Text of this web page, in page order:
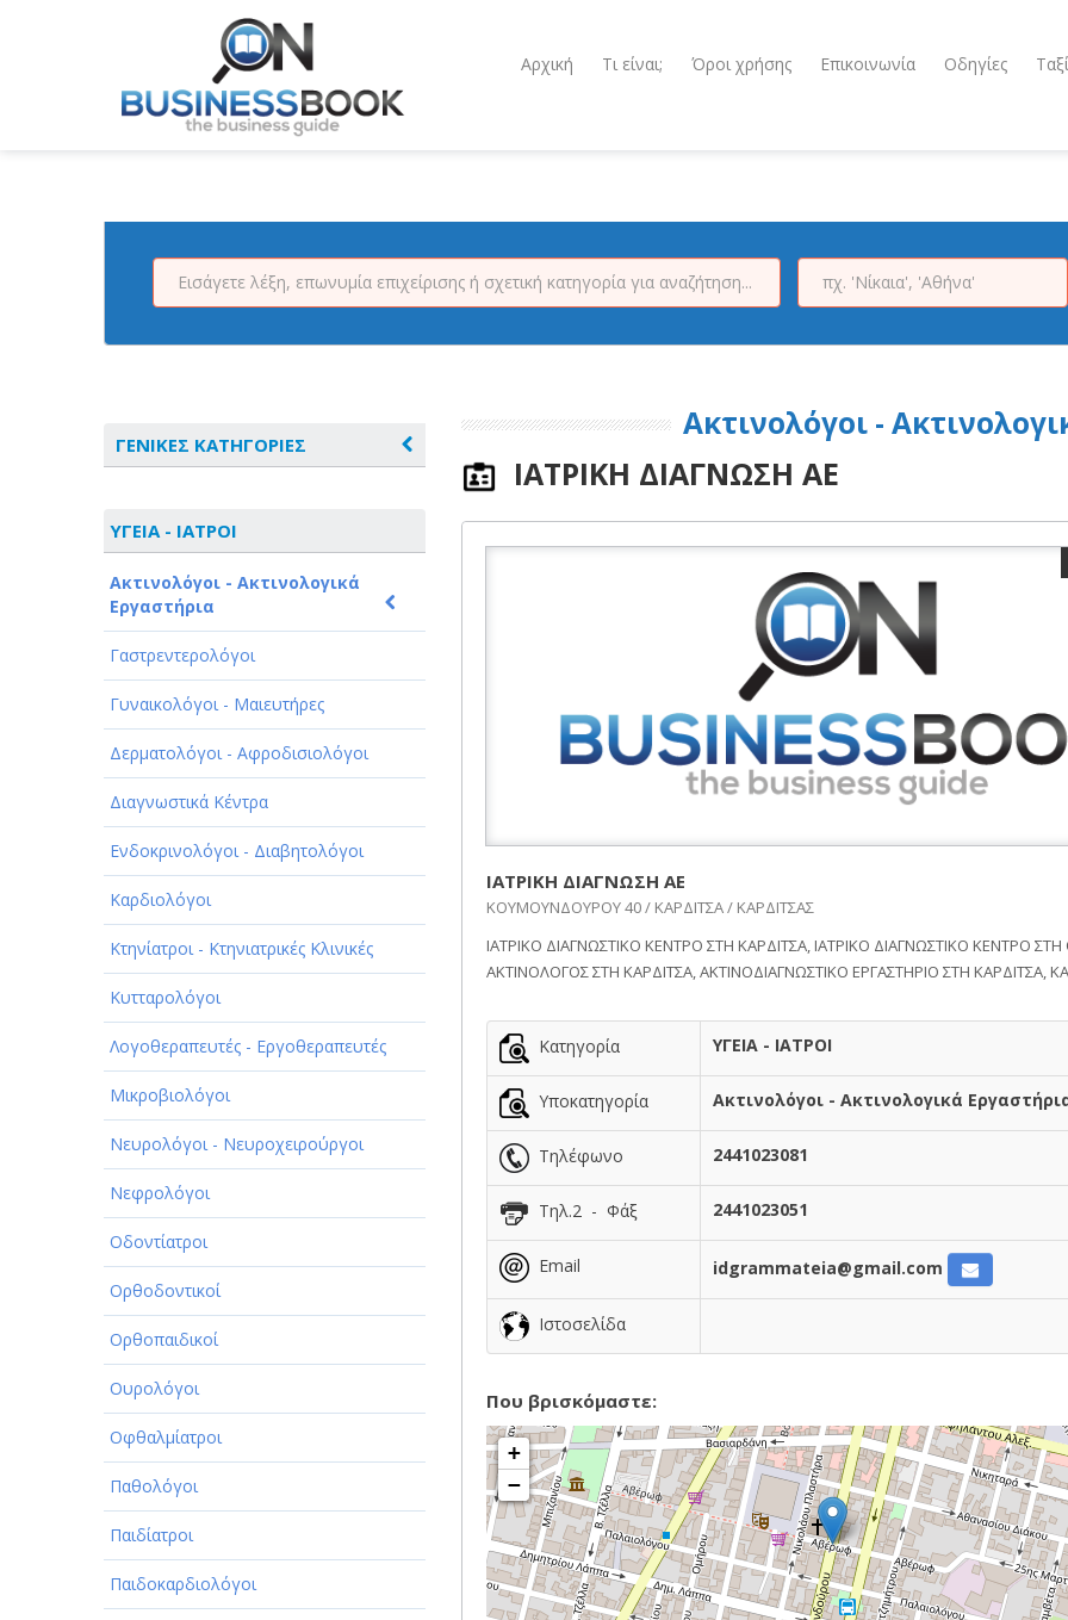
Αρχική Τι είναι; Όροι χρήσης Επικοινωνία Οδηγίες
ΓΕΝΙΚΕΣ ΚΑΤΗΓΟΡΙΕΣ
ΑΘΛΗΤΙΣΜΟΣ
ΑΥΤΟΚΙΝΗΤΑ - ΜΗΧΑΝΕΣ - ΣΚΑΦΗ
ΔΙΑΣΚΕΔΑΣΗ - ΨΥΧΑΓΩΓΙΑ - ΤΕΧΝΕΣ
ΔΙΑΦΗΜΙΣΗ - ΜΜΕ
ΕΚΚΛΗΣΙΕΣ - ΦΙΛΑΝΘΡΩΠΙΚΑ
ΣΩΜΑΤΕΙΑ
ΕΚΠΑΙΔΕΥΣΗ - ΣΧΟΛΕΣ
ΕΜΠΟΡΙΟ - ΕΜΠΟΡΙΚΑ ΚΑΤΑΣΤΗΜΑΤΑ
ΕΡΓΟΣΤΑΣΙΑ - ΒΙΟΜΗΧΑΝΙΕΣ
ΞΕΝΟΔΟΧΕΙΑ - ΤΟΥΡΙΣΜΟΣ
ΟΜΟΡΦΙΑ
ΠΑΡΟΧΗ ΥΠΗΡΕΣΙΩΝ
ΤΕΧΝΙΚΑ - ΚΑΤΑΣΚΕΥΑΣΤΙΚΑ
ΤΕΧΝΟΛΟΓΙΑ
ΥΓΕΙΑ - ΙΑΤΡΟΙ
ΦΑΓΗΤΟ
ΥΓΕΙΑ - ΙΑΤΡΟΙ
Ακτινολόγοι - Ακτινολογικά
Εργαστήρια
Γαστρεντερολόγοι
Γυναικολόγοι - Μαιευτήρες
Δερματολόγοι - Αφροδισιολόγοι
Διαγνωστικά Κέντρα
Ενδοκρινολόγοι - Διαβητολόγοι
Καρδιολόγοι
Κτηνίατροι - Κτηνιατρικές Κλινικές
Κυτταρολόγοι
Λογοθεραπευτές - Εργοθεραπευτές
Μικροβιολόγοι
Νευρολόγοι - Νευροχειρούργοι
Νεφρολόγοι
Οδοντίατροι
Ορθοδοντικοί
Ορθοπαιδικοί
Ουρολόγοι
Οφθαλμίατροι
Παθολόγοι
Παιδίατροι
Παιδοκαρδιολόγοι
Ακτινολόγοι -
ΙΑΤΡΙΚΗ ΔΙΑΓΝΩΣΗ ΑΕ
ΙΑΤΡΙΚΗ ΔΙΑΓΝΩΣΗ ΑΕ
ΚΟΥΜΟΥΝΔΟΥΡΟΥ 40 / ΚΑΡΔΙΤΣΑ / ΚΑΡΔΙΤΣΑΣ
ΙΑΤΡΙΚΟ ΔΙΑΓΝΩΣΤΙΚΟ ΚΕΝΤΡΟ ΣΤΗ ΚΑΡΔΙΤΣΑ, ΙΑΤΡΙΚΟ ΔΙΑΓΝΩΣΤΙΚΟ ΚΕΝΤΡΟ ΣΤΗ
ΑΚΤΙΝΟΛΟΓΟΣ ΣΤΗ ΚΑΡΔΙΤΣΑ, ΑΚΤΙΝΟΔΙΑΓΝΩΣΤΙΚΟ ΕΡΓΑΣΤΗΡΙΟ ΣΤΗ ΚΑΡΔΙΤΣΑ,
Κατηγορία ΥΓΕΙΑ - ΙΑΤΡΟΙ
Υποκατηγορία Ακτινολόγοι - Ακτινολογικά
Τηλέφωνο 2441023081
Τηλ.2 - Φάξ 2441023051
Email idgrammateia@gmail.com
Ιστοσελίδα
Που βρισκόμαστε:
+
−